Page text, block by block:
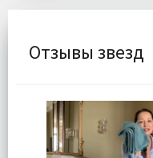
Отзывы звезд